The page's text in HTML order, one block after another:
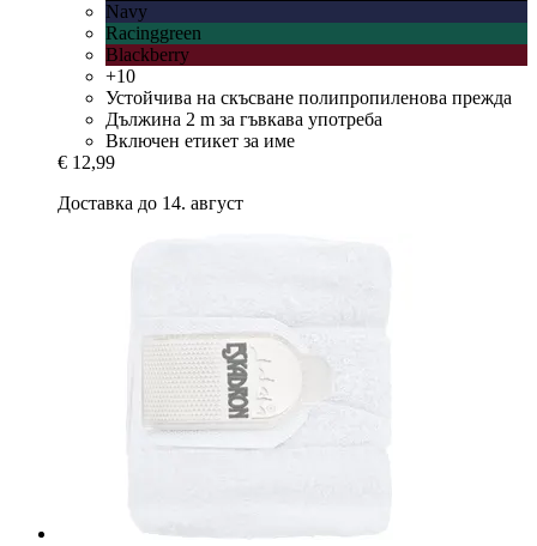
Navy
Racinggreen
Blackberry
+10
Устойчива на скъсване полипропиленова прежда
Дължина 2 m за гъвкава употреба
Включен етикет за име
€ 12,99
Доставка до 14. август